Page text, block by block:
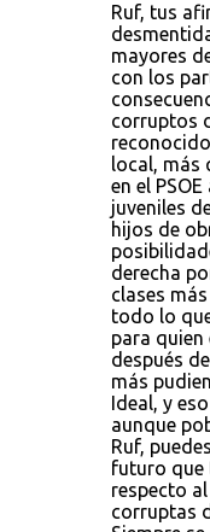
Ruf, tus
mayores
con los
corruptos
local, más
en el
juveniles
hijos de
derecha
clases
todo lo
para quien
después
más
Ideal, y
aunque
Ruf,
futuro que
respecto
corruptas